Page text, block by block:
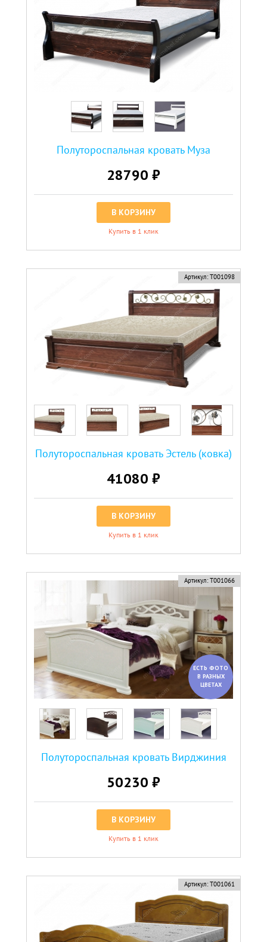
Полутороспальная кровать Муза
28790 ₽
В КОРЗИНУ
Купить в 1 клик
Артикул: Т001098
Полутороспальная кровать Эстель (ковка)
41080 ₽
В КОРЗИНУ
Купить в 1 клик
новинка Артикул: Т001066
ЕСТЬ ФОТО
В РАЗНЫХ
ЦВЕТАХ
Полутороспальная кровать Вирджиния
50230 ₽
В КОРЗИНУ
Купить в 1 клик
Артикул: Т001061